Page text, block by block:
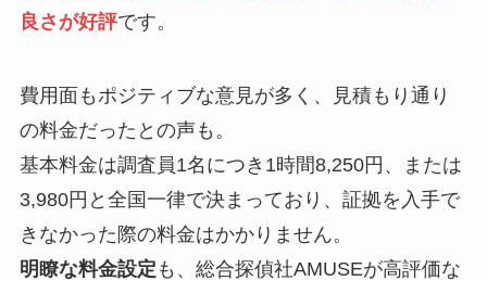
良さが好評です。
費用面もポジティブな意見が多く、見積もり通り
の料金だったとの声も。
基本料金は調査員1名につき1時間8,250円、または
3,980円と全国一律で決まっており、証拠を入手で
きなかった際の料金はかかりません。
明瞭な料金設定 も、総合探偵社AMUSEが高評価な